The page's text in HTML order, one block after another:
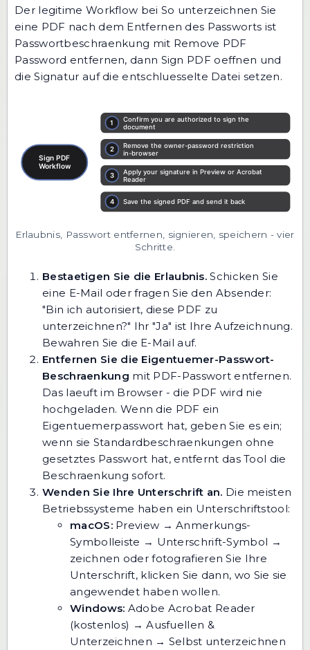
Der legitime Workflow bei So unterzeichnen Sie
eine PDF nach dem Entfernen des Passworts ist
Passwortbeschraenkung mit Remove PDF
Password entfernen, dann Sign PDF oeffnen und
die Signatur auf die entschluesselte Datei setzen.
Erlaubnis, Passwort entfernen, signieren, speichern - vier
Schritte.
Bestaetigen Sie die Erlaubnis. Schicken Sie
eine E-Mail oder fragen Sie den Absender:
"Bin ich autorisiert, diese PDF zu
unterzeichnen?" Ihr "Ja" ist Ihre Aufzeichnung.
Bewahren Sie die E-Mail auf.
Entfernen Sie die Eigentuemer-Passwort-
Beschraenkung mit PDF-Passwort entfernen.
Das laeuft im Browser - die PDF wird nie
hochgeladen. Wenn die PDF ein
Eigentuemerpasswort hat, geben Sie es ein;
wenn sie Standardbeschraenkungen ohne
gesetztes Passwort hat, entfernt das Tool die
Beschraenkung sofort.
Wenden Sie Ihre Unterschrift an. Die meisten
Betriebssysteme haben ein Unterschriftstool:
macOS:Preview → Anmerkungs-
Symbolleiste → Unterschrift-Symbol →
zeichnen oder fotografieren Sie Ihre
Unterschrift, klicken Sie dann, wo Sie sie
angewendet haben wollen.
Windows: Adobe Acrobat Reader
(kostenlos) → Ausfuellen &
Unterzeichnen → Selbst unterzeichnen